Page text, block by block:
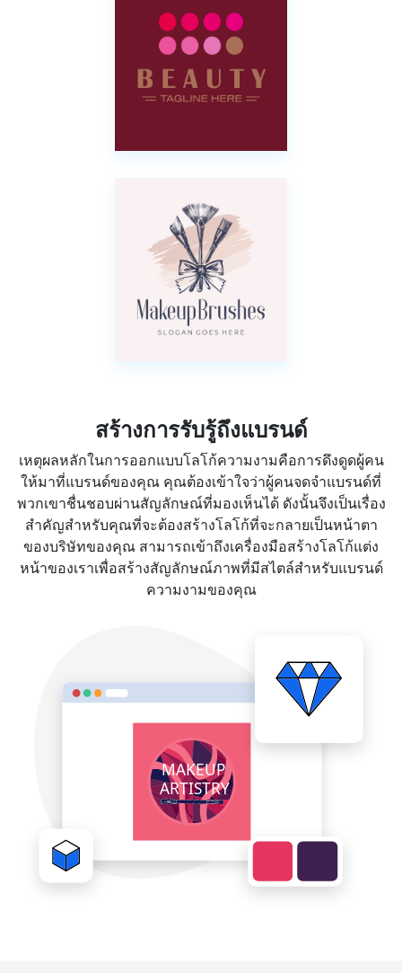
สร้างการรับรู้ถึงแบรนด์
เหตุผลหลักในการออกแบบโลโก้ความงามคือการดึงดูดผู้คน
ให้มาที่แบรนด์ของคุณ คุณต้องเข้าใจว่าผู้คนจดจำแบรนด์ที่
พวกเขาชื่นชอบผ่านสัญลักษณ์ที่มองเห็นได้ ดังนั้นจึงเป็นเรื่อง
สำคัญสำหรับคุณที่จะต้องสร้างโลโก้ที่จะกลายเป็นหน้าตา
ของบริษัทของคุณ สามารถเข้าถึงเครื่องมือสร้างโลโก้แต่ง
หน้าของเราเพื่อสร้างสัญลักษณ์ภาพที่มีสไตล์สำหรับแบรนด์
ความงามของคุณ